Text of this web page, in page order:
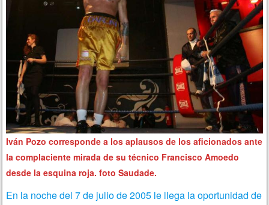
Iván Pozo corresponde a los aplausos de los aficionados ante
la complaciente mirada de su técnico Francisco Amoedo
desde la esquina roja. foto Saudade.
En la noche del 7 de julio de 2005 le llega la oportunidad de